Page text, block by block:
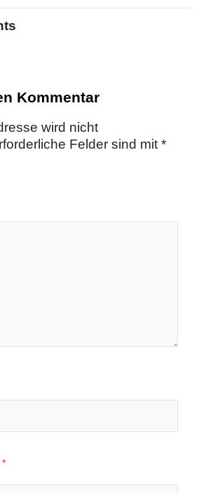
Kommentar
wird nicht
Felder sind mit *
*